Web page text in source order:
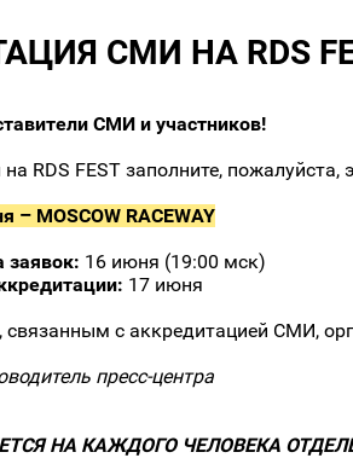
СМИ НА RDS
СМИ и участников!
RDS FEST заполните,
– MOSCOW RACEWAY
заявок: 16 июня (19:00 мск)
17 июня
с аккредитацией СМИ,
пресс-центра
НА КАЖДОГО ЧЕЛОВЕКА